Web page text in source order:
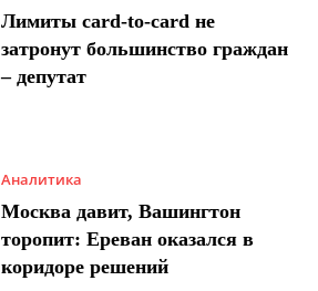
Лимиты card-to-card не
затронут большинство граждан
– депутат
Аналитика
Москва давит, Вашингтон
торопит: Ереван оказался в
коридоре решений